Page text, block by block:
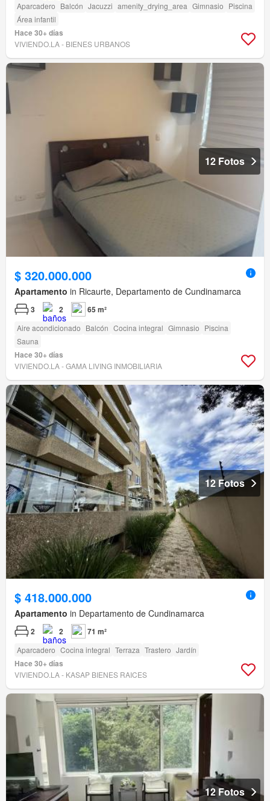
Aparcadero Balcón Jacuzzi amenity_drying_area Gimnasio Piscina
Área infantil
Hace 30+ días
VIVIENDO.LA - BIENES URBANOS
12 Fotos
$ 320.000.000
Apartamento in Ricaurte, Departamento de Cundinamarca
3 2 65 m²
Aire acondicionado Balcón Cocina integral Gimnasio Piscina
Sauna
Hace 30+ días
VIVIENDO.LA - GAMA LIVING INMOBILIARIA
12 Fotos
$ 418.000.000
Apartamento in Departamento de Cundinamarca
2 2 71 m²
Aparcadero Cocina integral Terraza Trastero Jardín
Hace 30+ días
VIVIENDO.LA - KASAP BIENES RAICES
12 Fotos